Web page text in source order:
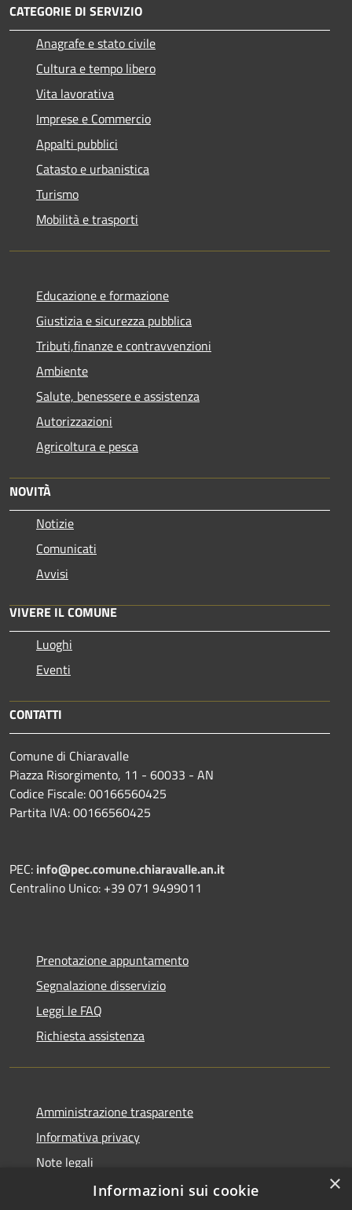
CATEGORIE DI SERVIZIO
Anagrafe e stato civile
Cultura e tempo libero
Vita lavorativa
Imprese e Commercio
Appalti pubblici
Catasto e urbanistica
Turismo
Mobilità e trasporti
Educazione e formazione
Giustizia e sicurezza pubblica
Tributi,finanze e contravvenzioni
Ambiente
Salute, benessere e assistenza
Autorizzazioni
Agricoltura e pesca
NOVITÀ
Notizie
Comunicati
Avvisi
VIVERE IL COMUNE
Luoghi
Eventi
CONTATTI
Comune di Chiaravalle
Piazza Risorgimento, 11 - 60033 - AN
Codice Fiscale: 00166560425
Partita IVA: 00166560425
PEC: info@pec.comune.chiaravalle.an.it
Centralino Unico: +39 071 9499011
Prenotazione appuntamento
Segnalazione disservizio
Leggi le FAQ
Richiesta assistenza
Amministrazione trasparente
Informativa privacy
Note legali
Dichiarazione di accessibilità
×
Informazioni sui cookie